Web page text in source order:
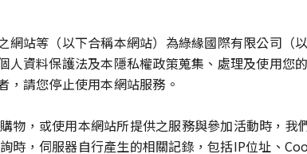
站等（以下合稱本網站）為綠緣國際有限公司（
人資料保護法及本隱私權政策蒐集、處理及使用您
，請您停止使用本網站服務。
物，或使用本網站所提供之服務與參加活動時，
時，伺服器自行產生的相關記錄，包括IP位址、